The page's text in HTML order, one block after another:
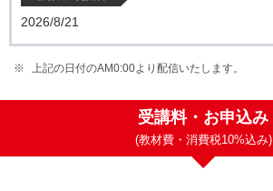
2026/8/21
上記の日付のAM0:00より配信いたします。
受講料・お申込み
(教材費・消費税10%込み)